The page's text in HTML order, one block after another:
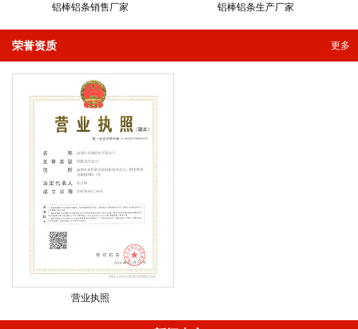
铝棒铝条销售厂家 铝棒铝条生产厂家
更多
荣誉资质
营业执照